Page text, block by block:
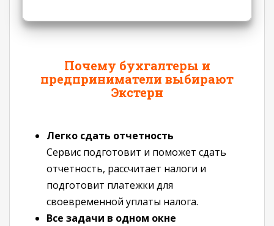
Почему бухгалтеры и
предприниматели выбирают
Экстерн
Легко сдать отчетность
Сервис подготовит и поможет сдать
отчетность, рассчитает налоги и
подготовит платежки для
своевременной уплаты налога.
Все задачи в одном окне